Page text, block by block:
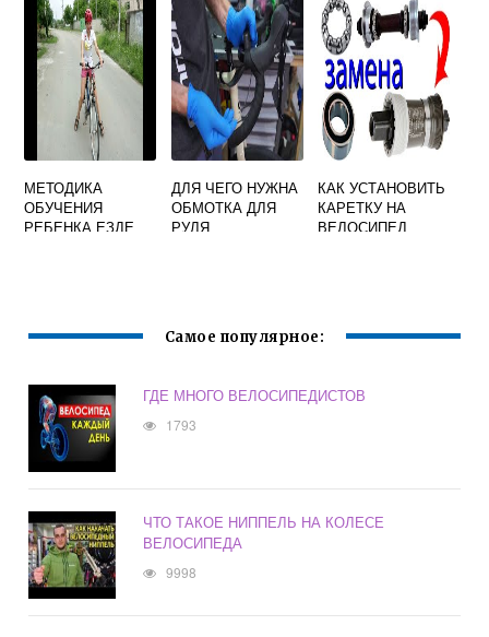
МЕТОДИКА
ОБУЧЕНИЯ
РЕБЕНКА ЕЗДЕ
ДЛЯ ЧЕГО НУЖНА
ОБМОТКА ДЛЯ
РУЛЯ
КАК УСТАНОВИТЬ
КАРЕТКУ НА
ВЕЛОСИПЕД
Самое популярное:
ГДЕ МНОГО ВЕЛОСИПЕДИСТОВ
1793
ЧТО ТАКОЕ НИППЕЛЬ НА КОЛЕСЕ
ВЕЛОСИПЕДА
9998